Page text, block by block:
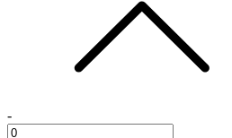
-